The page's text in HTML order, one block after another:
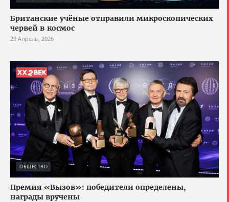
Британские учёные отправили микроскопических
червей в космос
29 Апрель, 2026
ОБЩЕСТВО
Премия «Вызов»: победители определены,
награды вручены